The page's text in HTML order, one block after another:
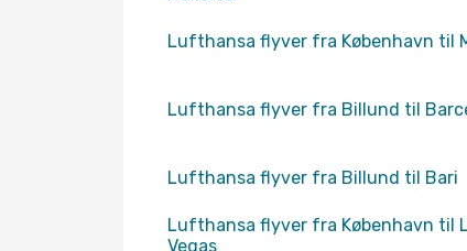
Lufthansa flyver fra København til
Lufthansa flyver fra Billund til
Lufthansa flyver fra Billund til Bari
Lufthansa flyver fra København til
Vegas